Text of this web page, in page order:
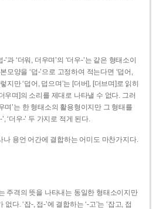
­’과 ‘더워, 더우며’의 ‘더우-­’는 같은 형태소이
모양을 ‘덥-­’으로 고정하여 적는다면 ‘덥어,
지만 ‘덥어, 덥으며’는 [더버], [더브며]로 읽히
우며]의 소리를 제대로 나타낼 수 없다. 그러
며’는 한 형태소의 활용형이지만 그 형태를
‘더우-’ 두 가지로 적게 된다.
나 용언 어간에 결합하는 어미도 마찬가지다.
는 주격의 뜻을 나타내는 동일한 형태소이지만
다. ‘잡-, 접-’에 결합하는 ‘-고’는 ‘잡고, 접